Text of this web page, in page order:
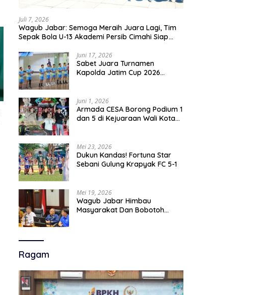
Pemeliharaan Kali Lubawang
Miliar Disorot Warga
SEWA LAPAK KULINER HANYA RP
Juli 7, 2026
Wagub Jabar: Semoga Meraih Juara Lagi, Tim
Sepak Bola U-13 Akademi Persib Cimahi Siap
Juni 17, 2026
Sabet Juara Turnamen
Kapolda Jatim Cup 2026
Membanggakan
Juni 1, 2026
Armada CESA Borong Podium 1
dan 5 di Kejuaraan Wali Kota
Mei 23, 2026
Dukun Kandas! Fortuna Star
Sebani Gulung Krapyak FC 5-1
Mei 19, 2026
Wagub Jabar Himbau
Masyarakat Dan Bobotoh
Ragam